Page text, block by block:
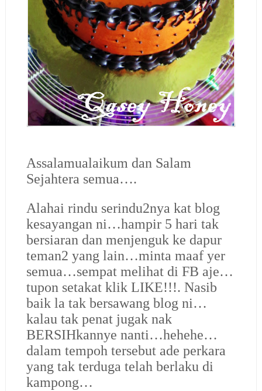
Assalamualaikum dan Salam
Sejahtera semua….
Alahai rindu serindu2nya kat blog
kesayangan ni…hampir 5 hari tak
bersiaran dan menjenguk ke dapur
teman2 yang lain…minta maaf yer
semua…sempat melihat di FB aje…
tupon setakat klik LIKE!!!. Nasib
baik la tak bersawang blog ni…
kalau tak penat jugak nak
BERSIHkannye nanti…hehehe…
dalam tempoh tersebut ade perkara
yang tak terduga telah berlaku di
kampong…